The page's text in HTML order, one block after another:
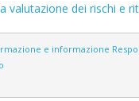
valutazione dei rischi e
e informazione